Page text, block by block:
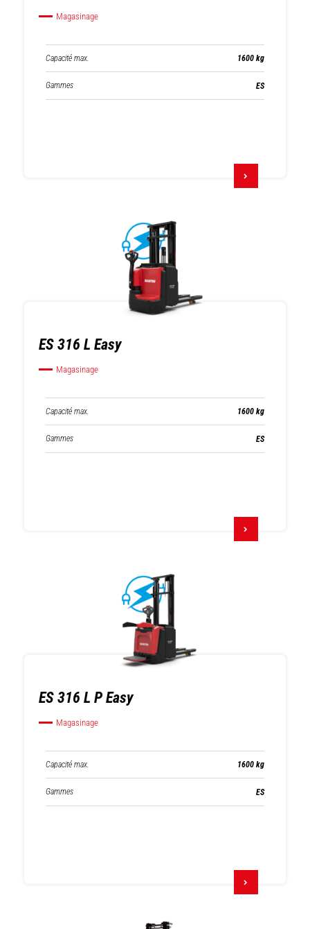
Magasinage
Capacité max. 1600 kg
Gammes ES
ES 316 L Easy
Magasinage
Capacité max. 1600 kg
Gammes ES
ES 316 L P Easy
Magasinage
Capacité max. 1600 kg
Gammes ES